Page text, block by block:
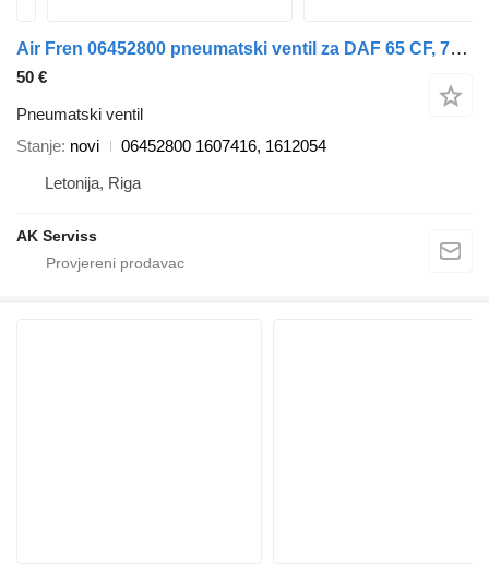
Air Fren 06452800 pneumatski ventil za DAF 65 CF, 75 CF, 85 CF, 95 XF, CF 65, CF 75, CF 85, XF 105, XF kamiona
50 €
Pneumatski ventil
Stanje novi
06452800 1607416, 1612054
Letonija, Riga
AK Serviss